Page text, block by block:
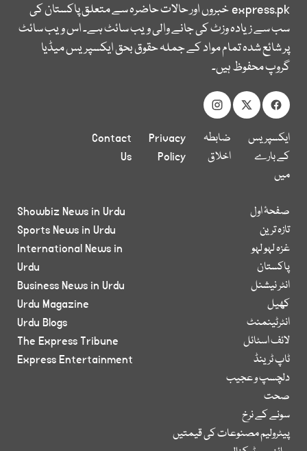
express.pkخبروں اور حالات حاضرہ سے متعلق پاکستان کی
سب سے زیادہ وزٹ کی جانے والی ویب سائٹ ہے۔ اس ویب سائٹ
پر شائع شدہ تمام مواد کے جملہ حقوق بحق ایکسپریس میڈیا
گروپ محفوظ ہیں۔
ایکسپریس
کے بارے
میں
ضابطہ
اخلاق
Privacy
Policy
Contact
Us
صفحۂ اول
تازہ ترین
غزہ لہو لہو
پاکستان
انٹر نیشنل
کھیل
انٹرٹینمنٹ
لائف اسٹائل
ٹاپ ٹرینڈ
دلچسپ و عجیب
صحت
سونے کے نرخ
پیٹرولیم مصنوعات کی قیمتیں
Showbiz News in Urdu
Sports News in Urdu
International News in
Urdu
Business News in Urdu
Urdu Magazine
Urdu Blogs
The Express Tribune
Express Entertainment